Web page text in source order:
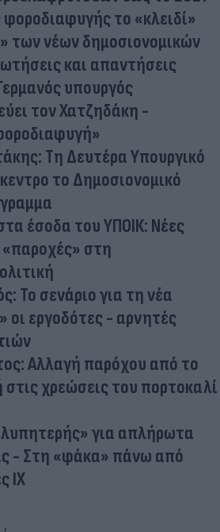
το «κλειδί»
των νέων δημοσιονομικών
και απαντήσεις
υπουργός
τον Χατζηδάκη -
Τη Δευτέρα Υπουργικό
το Δημοσιονομικό
έσοδα του ΥΠΟΙΚ: Nέες
στη
Το σενάριο για τη νέα
οι εργοδότες - αρνητές
Αλλαγή παρόχου από το
χρεώσεις του πορτοκαλί
για απλήρωτα
- Στη «φάκα» πάνω από
ΙΧ